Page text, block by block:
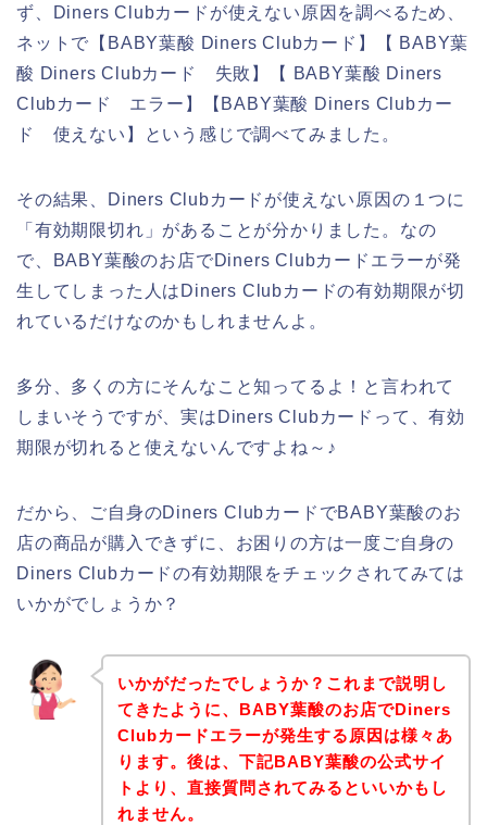
ず、Diners Clubカードが使えない原因を調べるため、
ネットで【BABY葉酸 Diners Clubカード】【 BABY葉
酸 Diners Clubカード 失敗】【 BABY葉酸 Diners
Clubカード エラー】【BABY葉酸 Diners Clubカー
ド 使えない】という感じで調べてみました。
その結果、Diners Clubカードが使えない原因の１つに
「有効期限切れ」があることが分かりました。なの
で、BABY葉酸のお店でDiners Clubカードエラーが発
生してしまった人はDiners Clubカードの有効期限が切
れているだけなのかもしれませんよ。
多分、多くの方にそんなこと知ってるよ！と言われて
しまいそうですが、実はDiners Clubカードって、有効
期限が切れると使えないんですよね～♪
だから、ご自身のDiners ClubカードでBABY葉酸のお
店の商品が購入できずに、お困りの方は一度ご自身の
Diners Clubカードの有効期限をチェックされてみては
いかがでしょうか？
いかがだったでしょうか？これまで説明し
てきたように、BABY葉酸のお店でDiners
Clubカードエラーが発生する原因は様々あ
ります。後は、下記BABY葉酸の公式サイ
トより、直接質問されてみるといいかもし
れません。